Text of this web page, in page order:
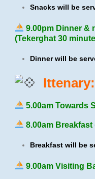
Snacks will be
9.00pm Dinner &
(Tekerghat 30
Dinner will be
5.00am Towards
8.00am
Breakfast will be
9.00am Visiting